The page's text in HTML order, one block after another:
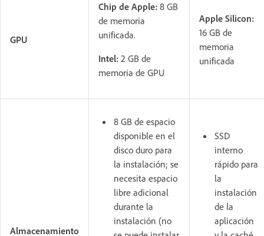
GPU
Chip de Apple: 8 GB
de memoria
unificada.
Intel: 2 GB de
memoria de GPU
Apple Silicon:
16 GB de
memoria
unificada
Almacenamiento
8 GB de espacio
disponible en el
disco duro para
la instalación; se
necesita espacio
libre adicional
durante la
instalación (no
SSD
interno
rápido para
la
instalación
de la
aplicación